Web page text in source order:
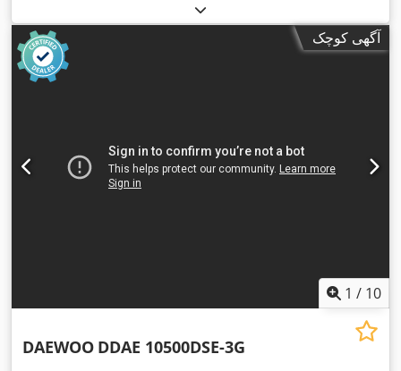
آگهی کوچک
1 / 10
DAEWOO DDAE 10500DSE-3G